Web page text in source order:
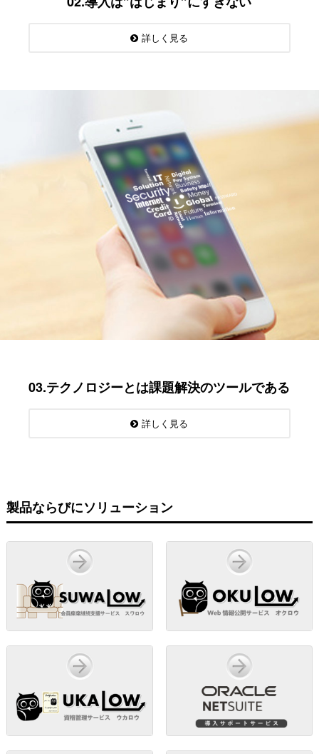
詳しく見る
03.テクノロジーとは課題解決のツールである
詳しく見る
製品ならびにソリューション